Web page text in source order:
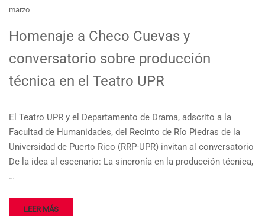
marzo
Homenaje a Checo Cuevas y
conversatorio sobre producción
técnica en el Teatro UPR
El Teatro UPR y el Departamento de Drama, adscrito a la
Facultad de Humanidades, del Recinto de Río Piedras de la
Universidad de Puerto Rico (RRP-UPR) invitan al conversatorio
De la idea al escenario: La sincronía en la producción técnica,
…
LEER MÁS